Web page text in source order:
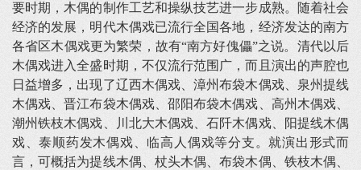
要时期，木偶的制作工艺和操纵技艺进一步成熟。随着社会
经济的发展，明代木偶戏已流行全国各地，经济发达的南方
各省区木偶戏更为繁荣，故有“南方好傀儡”之说。清代以后
木偶戏进入全盛时期，不仅流行范围广，而且演出的声腔也
日益增多，出现了辽西木偶戏、漳州布袋木偶戏、泉州提线
木偶戏、晋江布袋木偶戏、邵阳布袋木偶戏、高州木偶戏、
潮州铁枝木偶戏、川北大木偶戏、石阡木偶戏、阳提线木偶
戏、泰顺药发木偶戏、临高人偶戏等分支。就演出形式而
言，可概括为提线木偶、杖头木偶、布袋木偶、铁枝木偶、